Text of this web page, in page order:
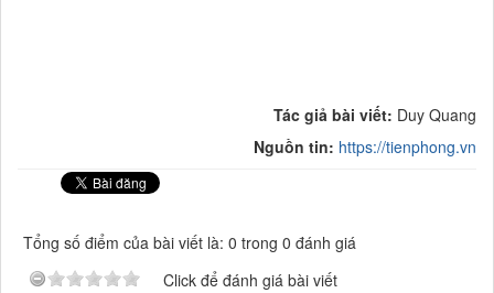
Tác giả bài viết: Duy Quang
Nguồn tin: https://tienphong.vn
Tổng số điểm của bài viết là: 0 trong 0 đánh giá
Click để đánh giá bài viết